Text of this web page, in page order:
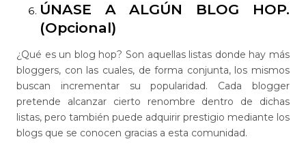
ÚNASE A ALGÚN BLOG HOP.
(Opcional)
¿Qué es un blog hop? Son aquellas listas donde hay más
bloggers, con las cuales, de forma conjunta, los mismos
buscan incrementar su popularidad. Cada blogger
pretende alcanzar cierto renombre dentro de dichas
listas, pero también puede adquirir prestigio mediante los
blogs que se conocen gracias a esta comunidad.